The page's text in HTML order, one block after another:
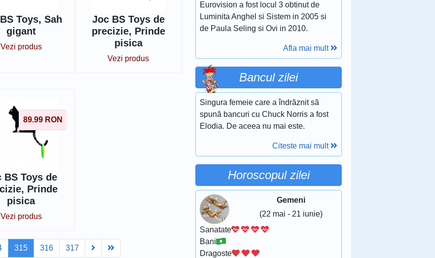
Toys, Sah
gigant
Vezi produs
Joc BS Toys de
precizie, Prinde
pisica
Vezi produs
89.99 RON
BS Toys de
Prinde
pisica
Vezi produs
315 316 317 Next
Eurovision a fost locul 3 obtinut de
Luminita Anghel si Sistem in 2005 si
de Paula Seling si Ovi in 2010.
Afla mai mult
Bancul zilei
Singura femeie care a îndrăznit să
spună bancuri cu Chuck Norris a fost
Elodia. De aceea nu mai este.
Citeste mai mult
Horoscopul zilei
Gemeni
(22 mai - 21 iunie)
Sanatate
Bani
Dragoste